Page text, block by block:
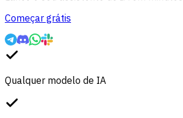
Começar grátis
Qualquer modelo de IA